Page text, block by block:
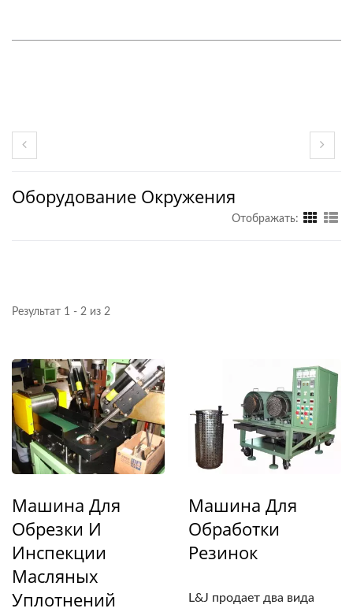
Оборудование Окружения
Отображать:
Результат 1 - 2 из 2
Машина Для
Обрезки И
Инспекции
Масляных
Уплотнений
Машина Для
Обработки
Резинок
L&J продает два вида